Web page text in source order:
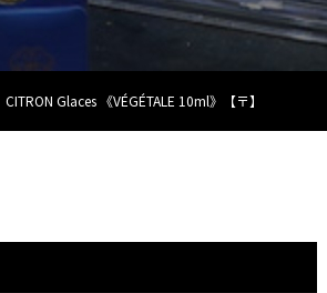
CITRON Glaces 《VÉGÉTALE 10ml》【〒】